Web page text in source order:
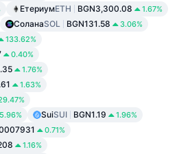
ЕтериумETH BGN3,300.08 1.67%
СоланаSOL BGN131.58 3.06%
133.62%
0.40%
1.76%
1.63%
5.96% SuiSUI BGN1.19 1.96%
0.71%
1.16%